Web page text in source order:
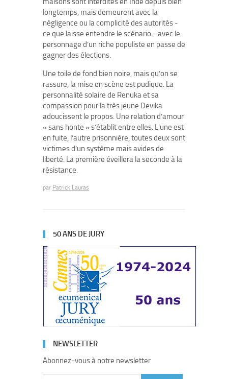
longtemps, mais demeurent avec la
négligence ou la complicité des autorités -
ce que laisse entendre le scénario - avec le
personnage d’un riche populiste en passe de
gagner des élections.
Une toile de fond bien noire, mais qu’on se
rassure, la mise en scène est pudique. La
personnalité solaire de Renuka et sa
compassion pour la très jeune Devika
adoucissent le propos. Une relation d’amour
« sans honte » s’établit entre elles. L’une est
en fuite, l’autre prisonnière, toutes deux sont
victimes d’un système mais avides de
liberté. La première éveillera la seconde à la
résistance.
par Patrick Lauras
50 ANS DE JURY
NEWSLETTER
Abonnez-vous à notre newsletter